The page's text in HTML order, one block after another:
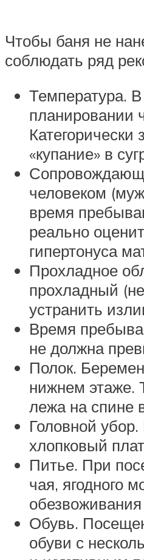
Чтобы баня не
соблюдать ряд
Температура.
планировании
«купание» в
человеком
время
реально
гипертонуса
Прохладное
прохладный
устранить
Время
не должна
Полок.
нижнем этаже.
лежа на спине
Головной
хлопковый
Питье. При
чая, ягодного
Обувь.
обуви с